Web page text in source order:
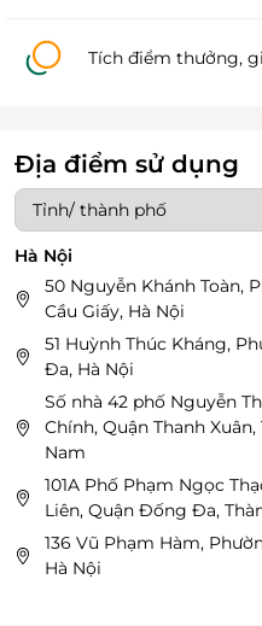
Tích điểm thưởng,
Địa điểm sử dụng
Hà Nội
50 Nguyễn Khánh Toàn,
Cầu Giấy, Hà Nội
51 Huỳnh Thúc Kháng,
Đa, Hà Nội
Số nhà 42 phố Nguyễn
Chính, Quận Thanh
Nam
101A Phố Phạm Ngọc
Liên, Quận Đống Đa,
136 Vũ Phạm Hàm,
Hà Nội